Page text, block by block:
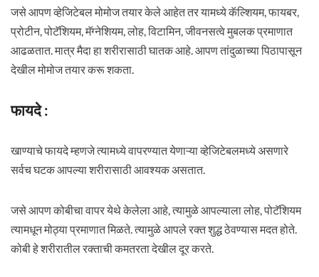
जसे आपण व्हेजिटेबल मोमोज तयार केले आहेत तर यामध्ये कॅल्शियम, फायबर,
प्रोटीन, पोटॅशियम, मॅग्नेशियम, लोह, विटामिन, जीवनसत्वे मुबलक प्रमाणात
आढळतात. मात्र मैदा हा शरीरासाठी घातक आहे. आपण तांदुळाच्या पिठापासून
देखील मोमोज तयार करू शकता.
फायदे :
खाण्याचे फायदे म्हणजे त्यामध्ये वापरण्यात येणाऱ्या व्हेजिटेबलमध्ये असणारे
सर्वच घटक आपल्या शरीरासाठी आवश्यक असतात.
जसे आपण कोबीचा वापर येथे केलेला आहे, त्यामुळे आपल्याला लोह, पोटॅशियम
त्यामधून मोठ्या प्रमाणात मिळते. त्यामुळे आपले रक्त शुद्ध ठेवण्यास मदत होते.
कोबी हे शरीरातील रक्ताची कमतरता देखील दूर करते.